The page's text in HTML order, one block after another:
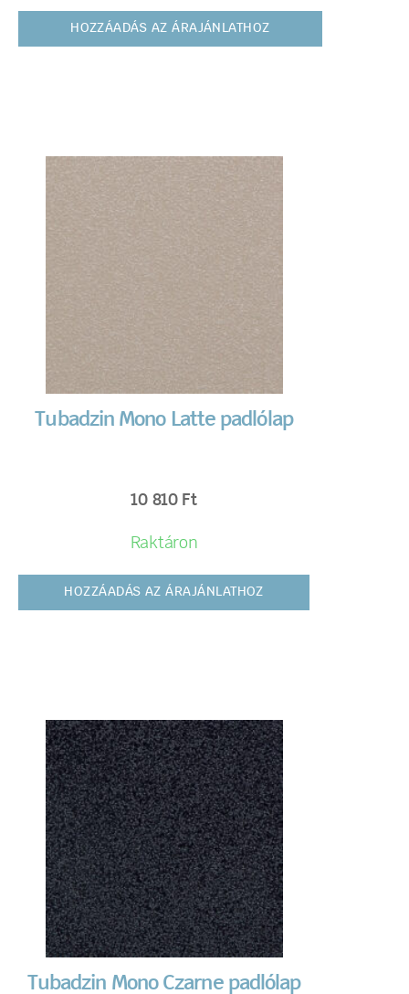
HOZZÁADÁS AZ ÁRAJÁNLATHOZ
Tubadzin Mono Latte padlólap
10 810 Ft
Raktáron
HOZZÁADÁS AZ ÁRAJÁNLATHOZ
Tubadzin Mono Czarne padlólap